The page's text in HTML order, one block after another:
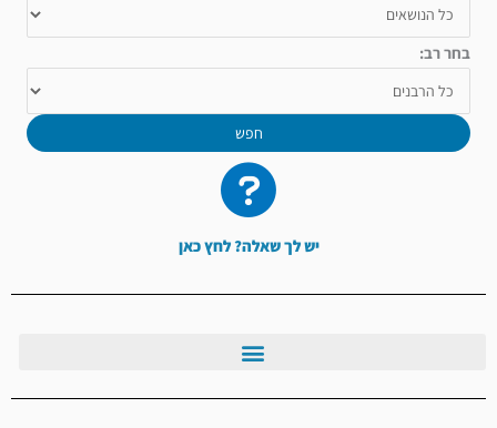
בחר רב:
חפש
יש לך שאלה? לחץ כאן